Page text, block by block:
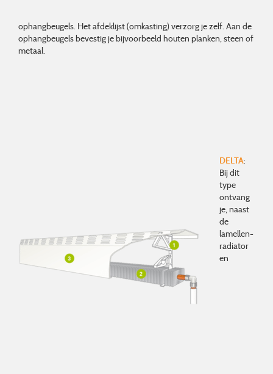
ophangbeugels. Het afdeklijst (omkasting) verzorg je zelf. Aan de
ophangbeugels bevestig je bijvoorbeeld houten planken, steen of
metaal.
DELTA:
Bij dit
type
ontvang
je, naast
de
lamellen-
radiator
en